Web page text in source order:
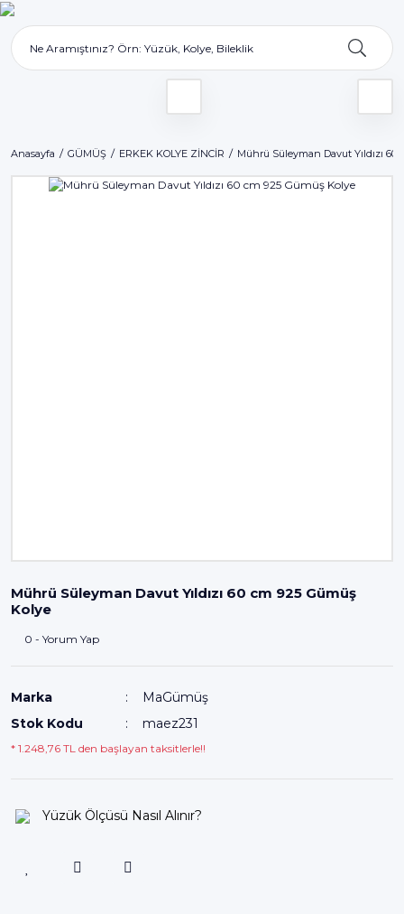
Anasayfa GÜMÜŞ ERKEK KOLYE ZİNCİR Mührü Süleyman Davut Yıldızı 60
Mührü Süleyman Davut Yıldızı 60 cm 925 Gümüş
Kolye
0 - Yorum Yap
Marka
MaGümüş
Stok Kodu
maez231
* 1.248,76 TL den başlayan taksitlerle!!
Yüzük Ölçüsü Nasıl Alınır?